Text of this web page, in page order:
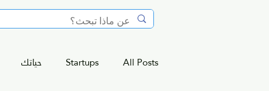
All Posts
Startups حياتك